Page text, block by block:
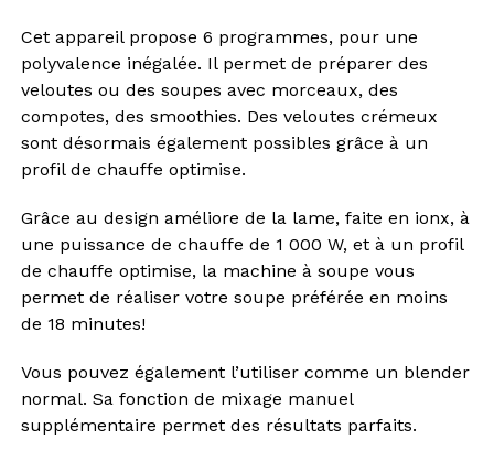
Cet appareil propose 6 programmes, pour une
polyvalence inégalée. Il permet de préparer des
veloutes ou des soupes avec morceaux, des
compotes, des smoothies. Des veloutes crémeux
sont désormais également possibles grâce à un
profil de chauffe optimise.
Grâce au design améliore de la lame, faite en ionx, à
une puissance de chauffe de 1 000 W, et à un profil
de chauffe optimise, la machine à soupe vous
permet de réaliser votre soupe préférée en moins
de 18 minutes!
Vous pouvez également l’utiliser comme un blender
normal. Sa fonction de mixage manuel
supplémentaire permet des résultats parfaits.